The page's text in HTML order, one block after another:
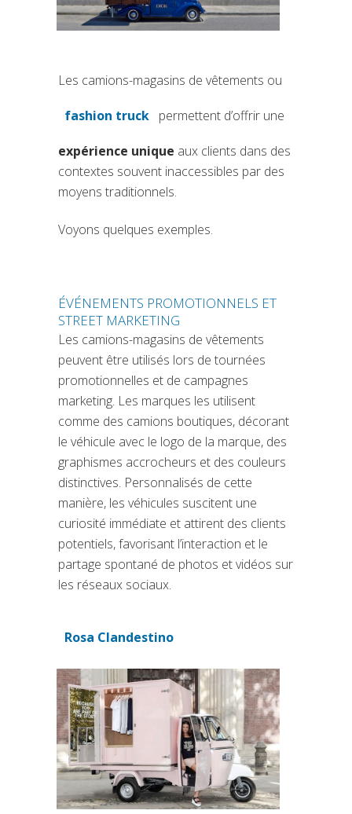
Les camions-magasins de vêtements ou
fashion truck
(si apre in una nuova scheda)
permettent d’offrir une
expérience unique aux clients dans des
contextes souvent inaccessibles par des
moyens traditionnels.
Voyons quelques exemples.
ÉVÉNEMENTS PROMOTIONNELS ET
STREET MARKETING
Les camions-magasins de vêtements
peuvent être utilisés lors de tournées
promotionnelles et de campagnes
marketing. Les marques les utilisent
comme des camions boutiques, décorant
le véhicule avec le logo de la marque, des
graphismes accrocheurs et des couleurs
distinctives. Personnalisés de cette
manière, les véhicules suscitent une
curiosité immédiate et attirent des clients
potentiels, favorisant l’interaction et le
partage spontané de photos et vidéos sur
les réseaux sociaux.
Rosa Clandestino
(si apre in una nuova scheda)